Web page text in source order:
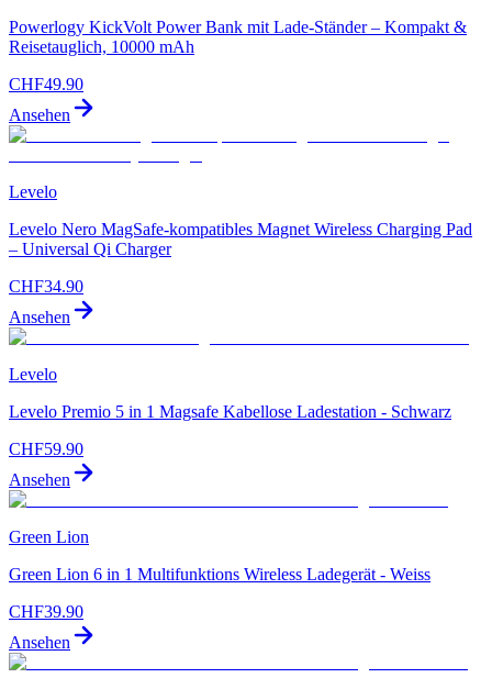
Powerlogy KickVolt Power Bank mit Lade-Ständer – Kompakt &
Reisetauglich, 10000 mAh
CHF49.90
Ansehen
Levelo
Levelo Nero MagSafe-kompatibles Magnet Wireless Charging Pad
– Universal Qi Charger
CHF34.90
Ansehen
Levelo
Levelo Premio 5 in 1 Magsafe Kabellose Ladestation - Schwarz
CHF59.90
Ansehen
Green Lion
Green Lion 6 in 1 Multifunktions Wireless Ladegerät - Weiss
CHF39.90
Ansehen